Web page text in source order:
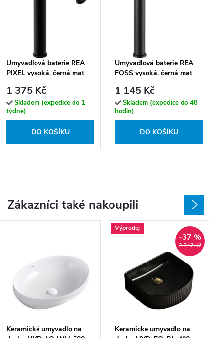
Umyvadlová baterie REA
PIXEL vysoká, černá mat
1 375 Kč
Skladem (expedice do 1
týdne)
DO KOŠÍKU
Umyvadlová baterie REA
FOSS vysoká, černá mat
1 145 Kč
Skladem (expedice do 48
hodin)
DO KOŠÍKU
Zákazníci také nakoupili
Keramické umyvadlo na
2 847 Kč
-37 %
Výprodej
Keramické umyvadlo na